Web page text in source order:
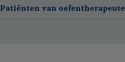
Patiënten van